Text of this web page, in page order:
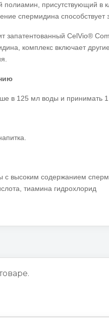
присутствующий в
спермидина способствует
запатентованный CelVio®
комплекс включает
в 125 мл воды и принимать
с высоким содержанием
тиамина гидрохлорид